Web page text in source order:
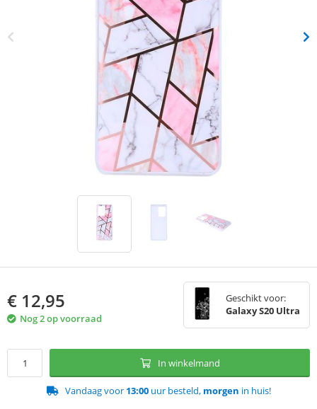
€ 12,95
Nog 2 op voorraad
Geschikt voor:
Galaxy S20 Ultra
In winkelmand
Vandaag voor 13:00uur besteld, morgen in huis!